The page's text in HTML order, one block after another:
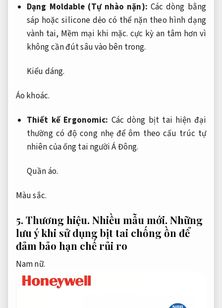
Dạng Moldable (Tự nhào nặn): Các dòng bằng
sáp hoặc silicone dẻo có thể nặn theo hình dạng
vành tai, Mềm mại khi mặc. cực kỳ an tâm hơn vì
không cần đút sâu vào bên trong.
Kiểu dáng.
Áo khoác.
Thiết kế Ergonomic: Các dòng bịt tai hiện đại
thường có độ cong nhẹ để ôm theo cấu trúc tự
nhiên của ống tai người Á Đông.
Quần áo.
Màu sắc.
5. Thương hiệu. Nhiều mẫu mới. Những
lưu ý khi sử dụng bịt tai chống ồn để
đảm bảo hạn chế rủi ro
Nam nữ.